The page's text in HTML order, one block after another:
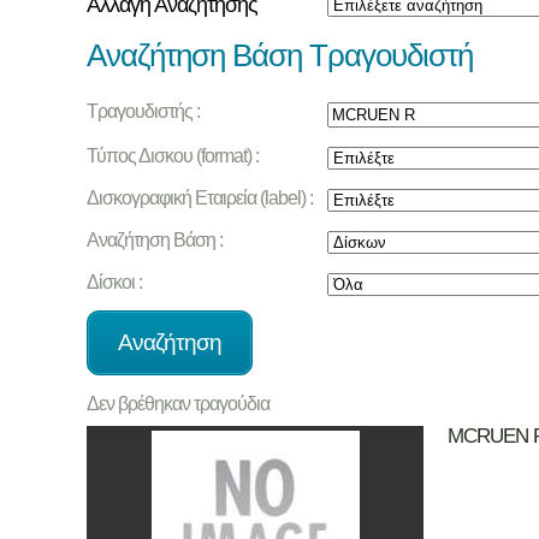
Αλλαγή Αναζήτησης
Αναζήτηση Βάση Τραγουδιστή
Τραγουδιστής :
Τύπος Δισκου (format) :
Δισκογραφική Εταιρεία (label) :
Αναζήτηση Βάση :
Δίσκοι :
Δεν βρέθηκαν τραγούδια
MCRUEN